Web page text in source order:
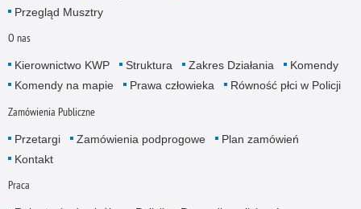
Przegląd Musztry
O nas
Kierownictwo KWP Struktura Zakres Działania
Komendy
Komendy na mapie
Prawa człowieka Równość płci w Policji
Zamówienia Publiczne
Przetargi Zamówienia podprogowe
Plan zamówień
Kontakt
Praca